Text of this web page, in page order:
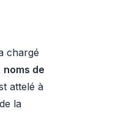
chargé
noms de
attelé à
la